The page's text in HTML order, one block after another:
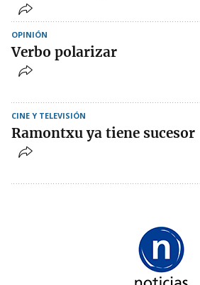
OPINIÓN
Verbo polarizar
CINE Y TELEVISIÓN
Ramontxu ya tiene sucesor